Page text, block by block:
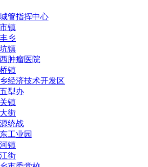
管指挥中心
镇
乡
镇
肿瘤医院
镇
经济技术开发区
型办
镇
街
统战
工业园
镇
街